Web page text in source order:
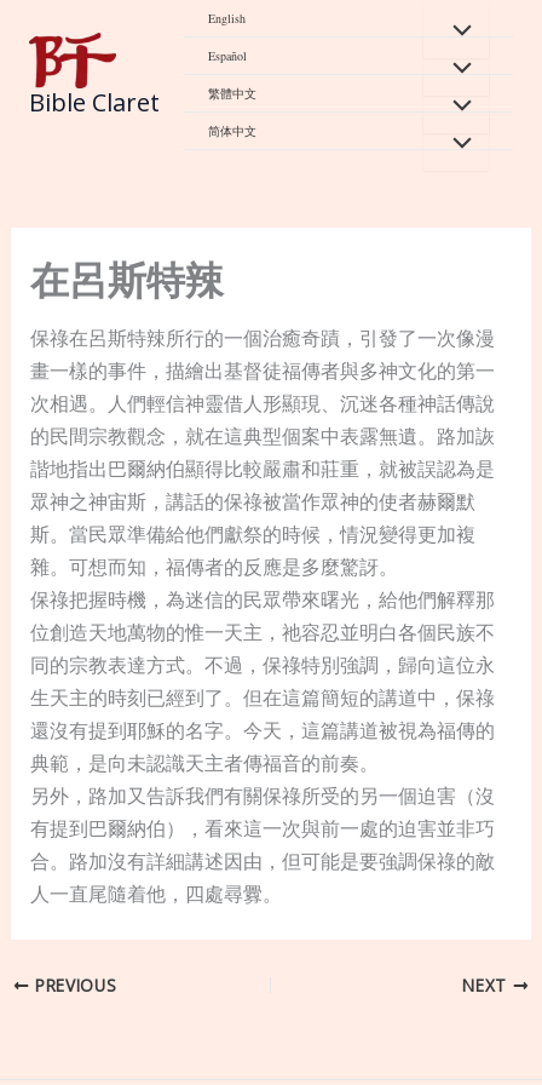
content
Bible Claret
English
Español
繁體中文
简体中文
在呂斯特辣
保祿在呂斯特辣所行的一個治癒奇蹟，引發了一次像漫
畫一樣的事件，描繪出基督徒福傳者與多神文化的第一
次相遇。人們輕信神靈借人形顯現、沉迷各種神話傳說
的民間宗教觀念，就在這典型個案中表露無遺。路加詼
諧地指出巴爾納伯顯得比較嚴肅和莊重，就被誤認為是
眾神之神宙斯，講話的保祿被當作眾神的使者赫爾默
斯。當民眾準備給他們獻祭的時候，情況變得更加複
雜。可想而知，福傳者的反應是多麼驚訝。
保祿把握時機，為迷信的民眾帶來曙光，給他們解釋那
位創造天地萬物的惟一天主，祂容忍並明白各個民族不
同的宗教表達方式。不過，保祿特別強調，歸向這位永
生天主的時刻已經到了。但在這篇簡短的講道中，保祿
還沒有提到耶穌的名字。今天，這篇講道被視為福傳的
典範，是向未認識天主者傳福音的前奏。
另外，路加又告訴我們有關保祿所受的另一個迫害（沒
有提到巴爾納伯），看來這一次與前一處的迫害並非巧
合。路加沒有詳細講述因由，但可能是要強調保祿的敵
人一直尾隨着他，四處尋釁。
PREVIOUS NEXT